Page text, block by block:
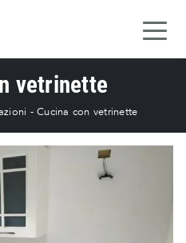
vetrinette
- Cucina con vetrinette